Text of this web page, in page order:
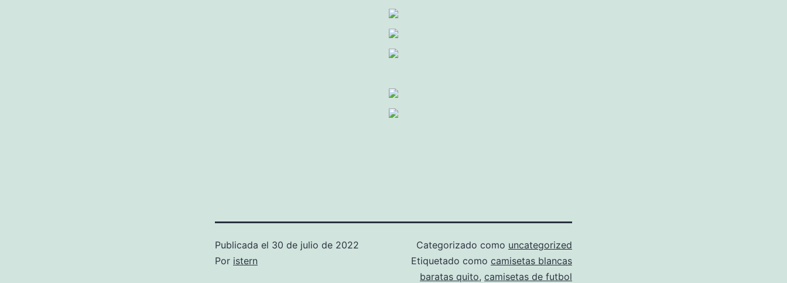
Publicada el 30 de julio de 2022
Por istern
Categorizado como uncategorized
Etiquetado como camisetas blancas
baratas quito, camisetas de futbol